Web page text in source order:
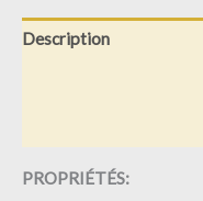
Description
PROPRIÉTÉS: